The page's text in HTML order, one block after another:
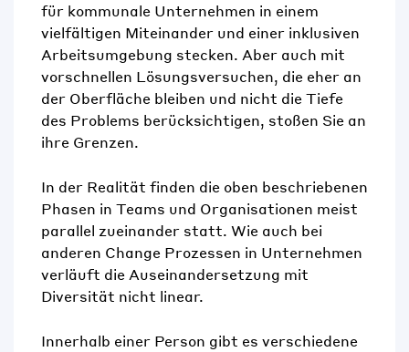
für kommunale Unternehmen in einem
vielfältigen Miteinander und einer inklusiven
Arbeitsumgebung stecken. Aber auch mit
vorschnellen Lösungsversuchen, die eher an
der Oberfläche bleiben und nicht die Tiefe
des Problems berücksichtigen, stoßen Sie an
ihre Grenzen.
In der Realität finden die oben beschriebenen
Phasen in Teams und Organisationen meist
parallel zueinander statt. Wie auch bei
anderen Change Prozessen in Unternehmen
verläuft die Auseinandersetzung mit
Diversität nicht linear.
Innerhalb einer Person gibt es verschiedene